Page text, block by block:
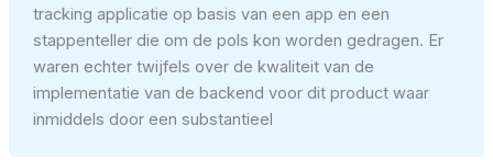
tracking applicatie op basis van een app en een
stappenteller die om de pols kon worden gedragen. Er
waren echter twijfels over de kwaliteit van de
implementatie van de backend voor dit product waar
inmiddels door een substantieel